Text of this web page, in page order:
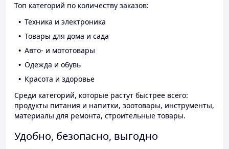
Топ категорий по количеству заказов:
Техника и электроника
Товары для дома и сада
Авто- и мототовары
Одежда и обувь
Красота и здоровье
Среди категорий, которые растут быстрее всего:
продукты питания и напитки, зоотовары, инструменты,
материалы для ремонта, строительные товары.
Удобно, безопасно, выгодно